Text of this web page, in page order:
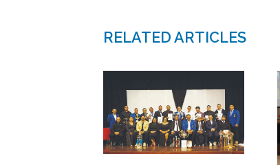
RELATED ARTICLES